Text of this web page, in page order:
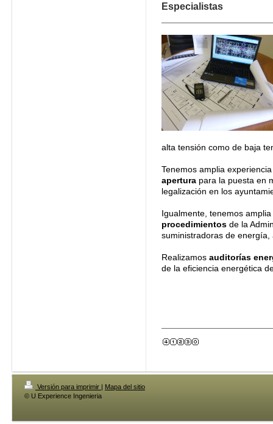
Especialistas
alta tensión como de baja
Tenemos amplia
apertura para la puesta en
legalización en los
Igualmente, tenemos
procedimientos de la
suministradoras de energía,
Realizamos auditorías
de la eficiencia energética
Versión para imprimir | Mapa del sitio
© U Experience Ingenieria